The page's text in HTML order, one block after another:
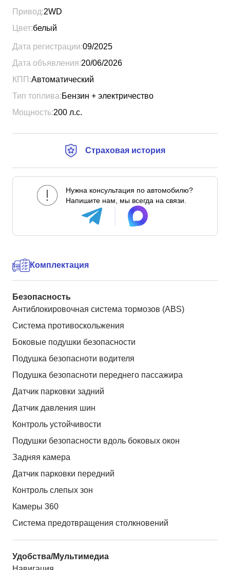
Привод:2WD
Цвет:белый
Дата регистрации:09/2025
Дата объявления:20/06/2026
КПП:Автоматический
Тип топлива:Бензин + электричество
Мощность:200 л.с.
Страховая история
Нужна консультация по автомобилю?
Напишите нам, мы всегда на связи.
Комплектация
Безопасность
Антиблокировочная система тормозов (ABS)
Система противоскольжения
Боковые подушки безопасности
Подушка безопасноти водителя
Подушка безопасноти переднего пассажира
Датчик парковки задний
Датчик давления шин
Контроль устойчивости
Подушки безопасности вдоль боковых окон
Задняя камера
Датчик парковки передний
Контроль слепых зон
Камеры 360
Система предотвращения столкновений
Удобства/Мультимедиа